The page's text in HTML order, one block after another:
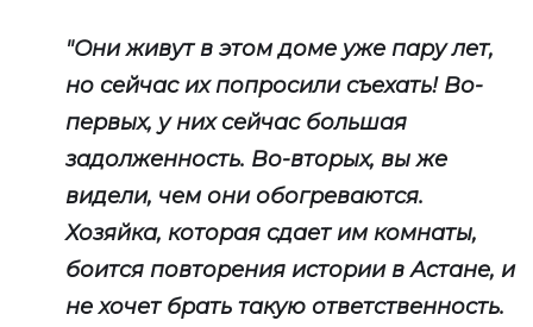
"Они живут в этом доме уже пару лет,
но сейчас их попросили съехать! Во-
первых, у них сейчас большая
задолженность. Во-вторых, вы же
видели, чем они обогреваются.
Хозяйка, которая сдает им комнаты,
боится повторения истории в Астане, и
не хочет брать такую ответственность.